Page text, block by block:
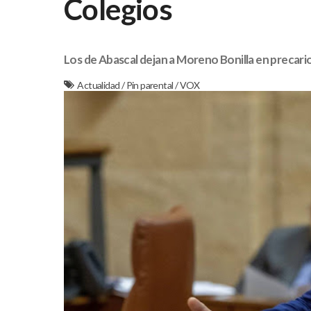
Colegios
Los de Abascal dejan a Moreno Bonilla en
Actualidad/Pin parental/VOX